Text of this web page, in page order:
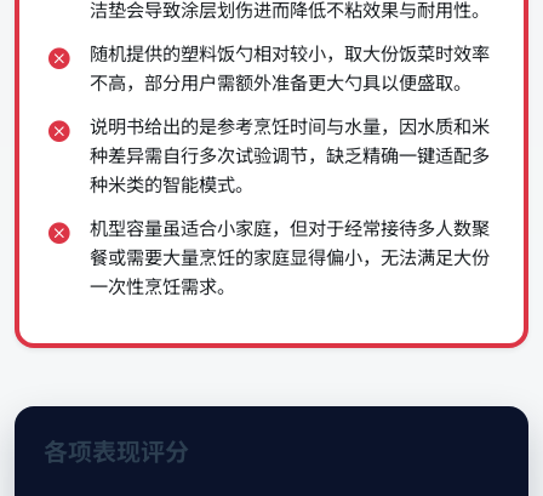
洁垫会导致涂层划伤进而降低不粘效果与耐用性。
随机提供的塑料饭勺相对较小，取大份饭菜时效率
不高，部分用户需额外准备更大勺具以便盛取。
说明书给出的是参考烹饪时间与水量，因水质和米
种差异需自行多次试验调节，缺乏精确一键适配多
种米类的智能模式。
机型容量虽适合小家庭，但对于经常接待多人数聚
餐或需要大量烹饪的家庭显得偏小，无法满足大份
一次性烹饪需求。
各项表现评分